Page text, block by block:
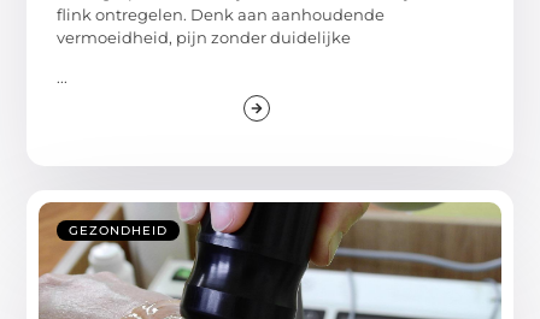
flink ontregelen. Denk aan aanhoudende
vermoeidheid, pijn zonder duidelijke
...
GEZONDHEID